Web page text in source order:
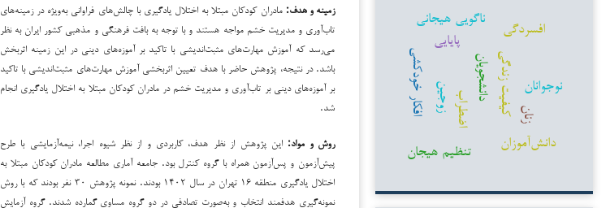
اضطراب
دانشجویانکیفیت زندگی نوجوانان
افسردگی
دانش‌آموزان
زنان
تنظیم هیجان
ناگویی هیجانی
زوجین افکار خودکشی
پایایی
زمینه و هدف: مادران کودکان مبتلا به اختلال یادگیری با چالش‌های فراوانی به‌ویژه در زمینه‌های
تاب‌آوری و مدیریت خشم مواجه هستند و با توجه به بافت فرهنگی و مذهبی کشور ایران به نظر
می‌رسد که آموزش مهارت‌های مثبت‌اندیشی با تاکید بر آموزه‌های دینی در این زمینه اثربخش
باشد. در نتیجه، پژوهش حاضر با هدف تعیین اثربخشی آموزش مهارت‌های مثبت‌اندیشی با تاکید
بر آموزه‌های دینی بر تاب‌آوری و مدیریت خشم در مادران کودکان مبتلا به اختلال یادگیری انجام
شد.
روش و مواد: این پژوهش از نظر هدف، کاربردی و از نظر شیوه اجرا، نیمه‌آزمایشی با طرح
پیش‌آزمون و پس‌آزمون همراه با گروه کنترل بود. جامعه آماری مطالعه مادران کودکان مبتلا به
اختلال یادگیری منطقه ۱۶ تهران در سال ۱۴۰۲ بودند. نمونه پژوهش ۳۰ نفر بودند که با روش
نمونه‌گیری هدفمند انتخاب و به‌صورت تصادفی در دو گروه مساوی گمارده شدند. گروه آزمایش